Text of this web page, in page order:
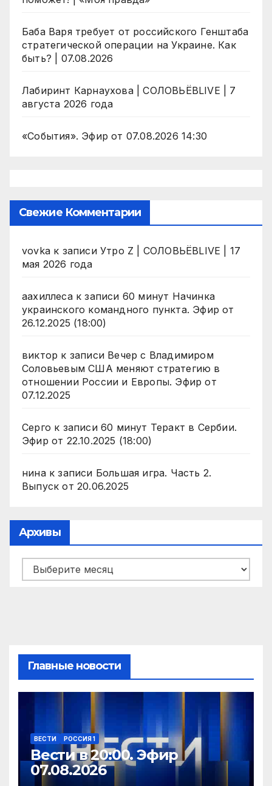
Баба Варя требует от российского Генштаба
стратегической операции на Украине. Как
быть? | 07.08.2026
Лабиринт Карнаухова | СОЛОВЬЁВLIVE | 7
августа 2026 года
«События». Эфир от 07.08.2026 14:30
Свежие Комментарии
vovka к записи Утро Z | СОЛОВЬЁВLIVE | 17
мая 2026 года
аахиллесак записи 60 минут Начинка
украинского командного пункта. Эфир от
26.12.2025 (18:00)
виктор к записи Вечер с Владимиром
Соловьевым США меняют стратегию в
отношении России и Европы. Эфир от
07.12.2025
Серго к записи 60 минут Теракт в Сербии.
Эфир от 22.10.2025 (18:00)
нинак записи Большая игра. Часть 2.
Выпуск от 20.06.2025
Архивы
Архивы
Главные новости
ВЕСТИ РОССИЯ 1
Вести в 20:00. Эфир
07.08.2026